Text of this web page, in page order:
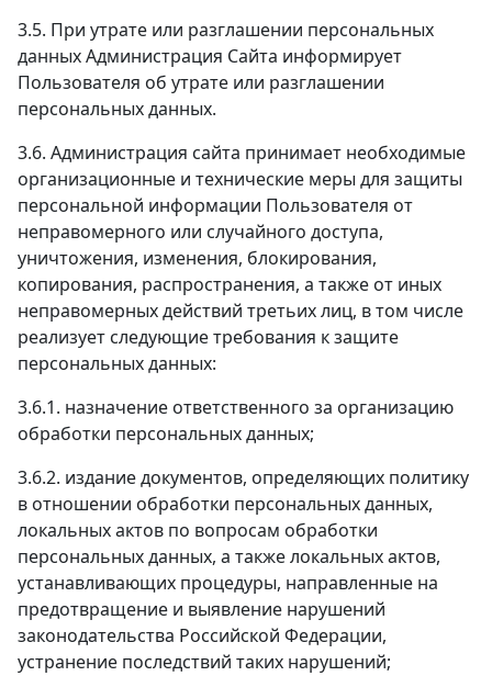
3.5. При утрате или разглашении персональных
данных Администрация Сайта информирует
Пользователя об утрате или разглашении
персональных данных.
3.6. Администрация сайта принимает необходимые
организационные и технические меры для защиты
персональной информации Пользователя от
неправомерного или случайного доступа,
уничтожения, изменения, блокирования,
копирования, распространения, а также от иных
неправомерных действий третьих лиц, в том числе
реализует следующие требования к защите
персональных данных:
3.6.1. назначение ответственного за организацию
обработки персональных данных;
3.6.2. издание документов, определяющих политику
в отношении обработки персональных данных,
локальных актов по вопросам обработки
персональных данных, а также локальных актов,
устанавливающих процедуры, направленные на
предотвращение и выявление нарушений
законодательства Российской Федерации,
устранение последствий таких нарушений;